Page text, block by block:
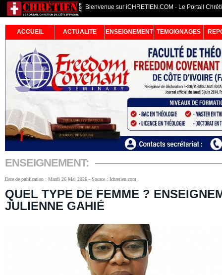
Bienvenue sur iCHRETIEN.COM - Le Portail
ACCUEIL ACTUALITE ENSEIGNEMENT TEMOIGNAGES
ENSEIGNEMENT:
Date de publication : Mardi 26 Mai 2026 - Source : Ichretien.com
QUEL TYPE DE FEMME ?
JULIENNE GAHIÉ